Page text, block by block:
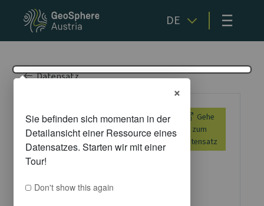
DE ≡
Datensatz
Web-
Benutzeroberfläche
Gehe
zum
Datensatz
×
Don't show this again